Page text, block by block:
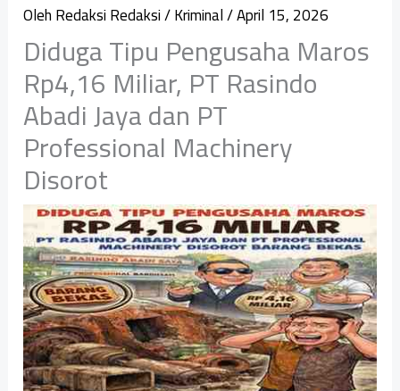
OlehRedaksi Redaksi/Kriminal/April 15, 2026
Diduga Tipu Pengusaha Maros
Rp4,16 Miliar, PT Rasindo
Abadi Jaya dan PT
Professional Machinery
Disorot